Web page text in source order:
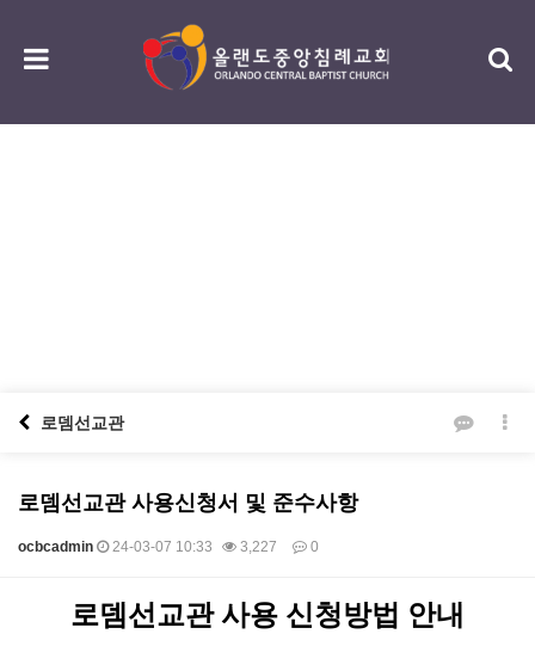
로뎀선교관
로뎀선교관 사용신청서 및 준수사항
ocbcadmin 24-03-07 10:33 3,227 0
로뎀선교관 사용 신청방법 안내